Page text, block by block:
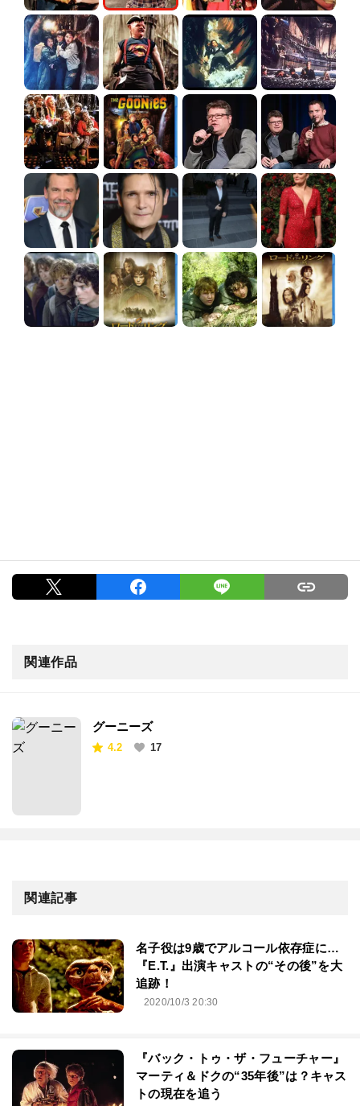
関連作品
グーニーズ
4.2 17
関連記事
名子役は9歳でアルコール依存症に…
『E.T.』出演キャストの“その後”を大
追跡！
2020/10/3 20:30
『バック・トゥ・ザ・フューチャー』
マーティ＆ドクの“35年後”は？キャス
トの現在を追う